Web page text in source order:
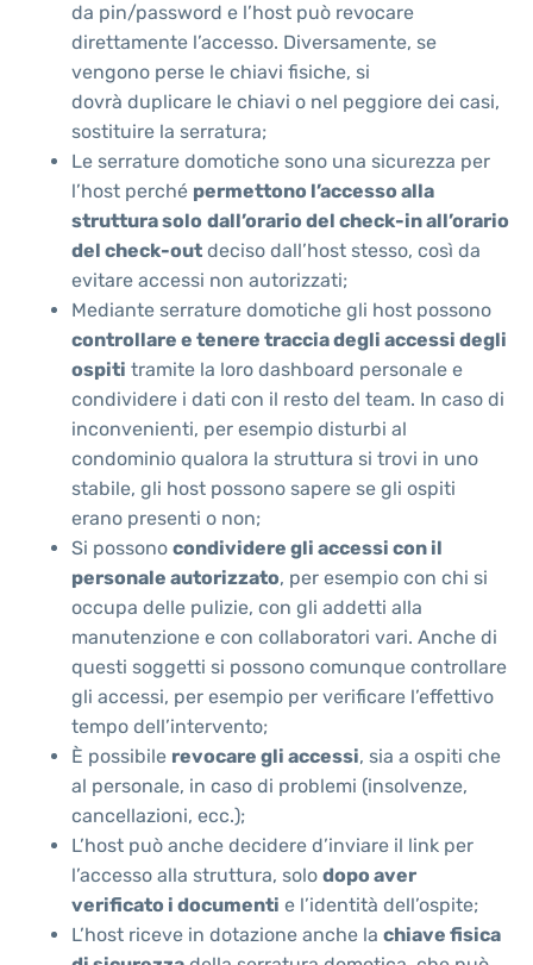
da pin/password e l’host può revocare
direttamente l’accesso. Diversamente, se
vengono perse le chiavi fisiche, si
dovrà duplicare le chiavi o nel peggiore dei casi,
sostituire la serratura;
Le serrature domotiche sono una sicurezza per
l’host perché permettono l’accesso alla
struttura solo dall’orario del check-in all’orario
del check-out deciso dall’host stesso, così da
evitare accessi non autorizzati;
Mediante serrature domotiche gli host possono
controllare e tenere traccia degli accessi degli
ospiti tramite la loro dashboard personale e
condividere i dati con il resto del team. In caso di
inconvenienti, per esempio disturbi al
condominio qualora la struttura si trovi in uno
stabile, gli host possono sapere se gli ospiti
erano presenti o non;
Si possono condividere gli accessi con il
personale autorizzato, per esempio con chi si
occupa delle pulizie, con gli addetti alla
manutenzione e con collaboratori vari. Anche di
questi soggetti si possono comunque controllare
gli accessi, per esempio per verificare l’effettivo
tempo dell’intervento;
È possibile revocare gli accessi, sia a ospiti che
al personale, in caso di problemi (insolvenze,
cancellazioni, ecc.);
L’host può anche decidere d’inviare il link per
l’accesso alla struttura, solo dopo aver
verificato i documenti e l’identità dell’ospite;
L’host riceve in dotazione anche la chiave fisica